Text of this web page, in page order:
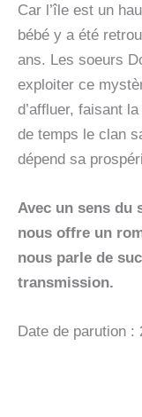
Car l’île est un
bébé y a été
ans. Les soeurs
exploiter ce
d’affluer, faisant
de temps le clan
dépend sa
Avec un sens du
nous offre un
nous parle de
transmission.
Date de parution :